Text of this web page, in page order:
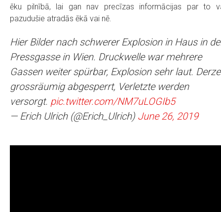
ēku pilnībā, lai gan nav precīzas informācijas par to
pazudušie atradās ēkā vai nē.
Hier Bilder nach schwerer Explosion in Haus in
Pressgasse in Wien. Druckwelle war mehrere
Gassen weiter spürbar, Explosion sehr laut.
grossräumig abgesperrt, Verletzte werden
versorgt. pic.twitter.com/NM7uLOGIb5
— Erich Ulrich (@Erich_Ulrich) June 26, 2019